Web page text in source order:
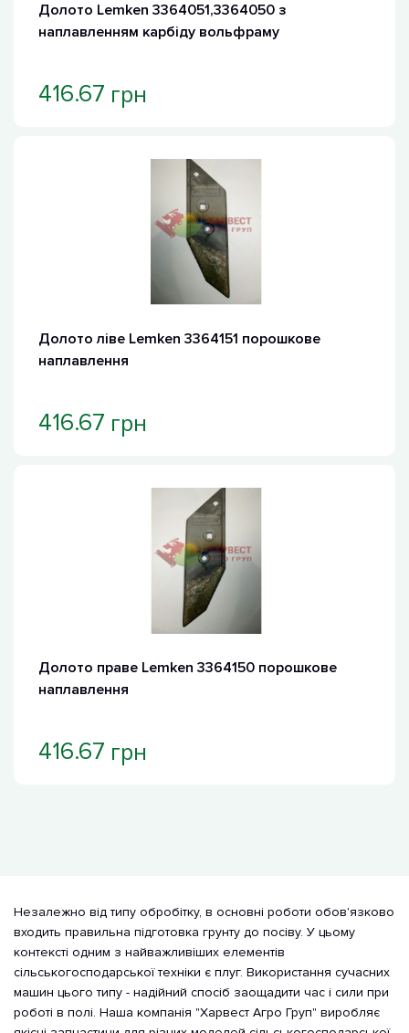
Долото Lemken 3364051,3364050 з
наплавленням карбіду вольфраму
416.67 грн
Долото ліве Lemken 3364151 порошкове
наплавлення
416.67 грн
Долото праве Lemken 3364150 порошкове
наплавлення
416.67 грн
Незалежно від типу обробітку, в основні роботи обов'язково
входить правильна підготовка грунту до посіву. У цьому
контексті одним з найважливіших елементів
сільськогосподарської техніки є плуг. Використання сучасних
машин цього типу - надійний спосіб заощадити час і сили при
роботі в полі. Наша компанія "Харвест Агро Груп" виробляє